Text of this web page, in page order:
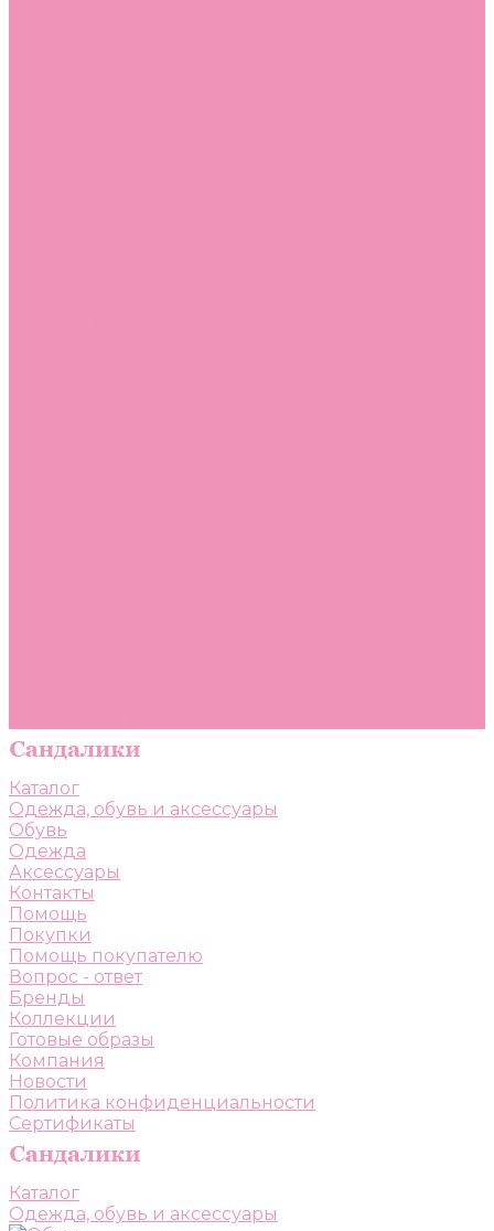
Каталог
Одежда, обувь и аксессуары
Обувь
Одежда
Аксессуары
Контакты
Помощь
Покупки
Помощь покупателю
Вопрос - ответ
Бренды
Коллекции
Готовые образы
Компания
Новости
Политика конфиденциальности
Сертификаты
Каталог
Одежда, обувь и аксессуары